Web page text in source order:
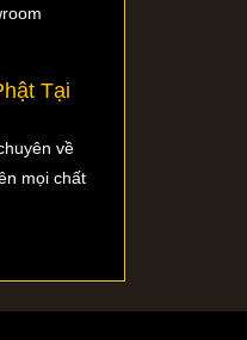
Tại
về
mọi chất